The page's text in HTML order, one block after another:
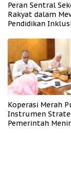
Peran Sentral
Rakyat dalam
Pendidikan
Koperasi Merah
Instrumen
Pemerintah